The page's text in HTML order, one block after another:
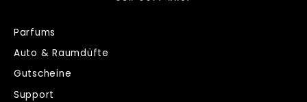
Parfums
Auto & Raumdüfte
Gutscheine
Support